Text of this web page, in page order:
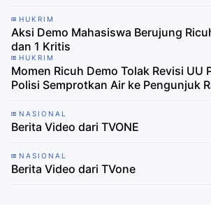
HUKRIM
Aksi Demo Mahasiswa Berujung
dan 1 Kritis
HUKRIM
Momen Ricuh Demo Tolak Revisi UU
Polisi Semprotkan Air ke Pengunjuk
NASIONAL
Berita Video dari TVONE
NASIONAL
Berita Video dari TVone